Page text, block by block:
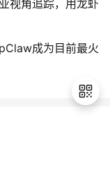
视角追踪，用龙虾
成为目前最火